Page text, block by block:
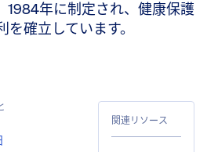
1984年に制定され、健康保護
確立しています。
関連リソース